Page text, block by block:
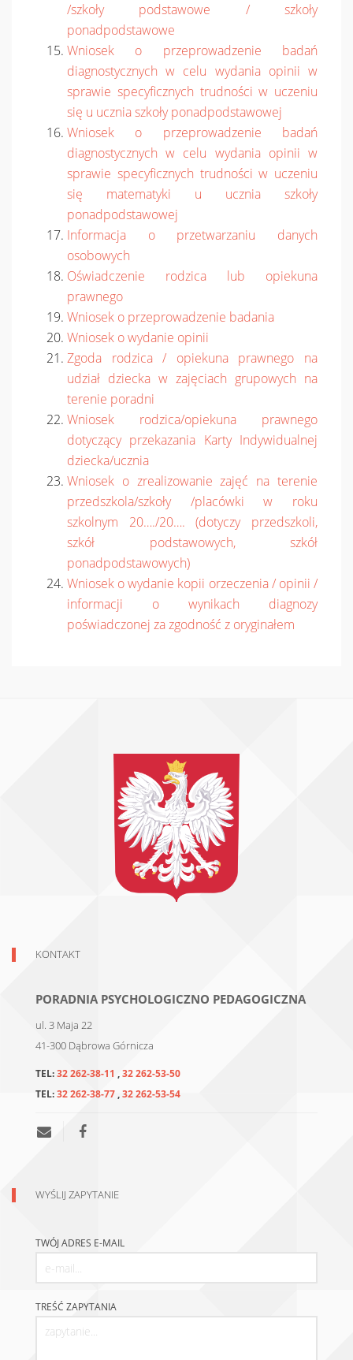
/szkoły podstawowe / szkoły
ponadpodstawowe
Wniosek o przeprowadzenie badań
diagnostycznych w celu wydania opinii w
sprawie specyficznych trudności w uczeniu
się u ucznia szkoły ponadpodstawowej
Wniosek o przeprowadzenie badań
diagnostycznych w celu wydania opinii w
sprawie specyficznych trudności w uczeniu
się matematyki u ucznia szkoły
ponadpodstawowej
Informacja o przetwarzaniu danych
osobowych
Oświadczenie rodzica lub opiekuna
prawnego
Wniosek o przeprowadzenie badania
Wniosek o wydanie opinii
Zgoda rodzica / opiekuna prawnego na
udział dziecka w zajęciach grupowych na
terenie poradni
Wniosek rodzica/opiekuna prawnego
dotyczący przekazania Karty Indywidualnej
dziecka/ucznia
Wniosek o zrealizowanie zajęć na terenie
przedszkola/szkoły /placówki w roku
szkolnym 20…./20…. (dotyczy przedszkoli,
szkół podstawowych, szkół
ponadpodstawowych)
Wniosek o wydanie kopii orzeczenia / opinii /
informacji o wynikach diagnozy
poświadczonej za zgodność z oryginałem
KONTAKT
PORADNIA PSYCHOLOGICZNO PEDAGOGICZNA
ul. 3 Maja 22
41-300 Dąbrowa Górnicza
TEL:32 262-38-11 ,32 262-53-50
TEL:32 262-38-77,32 262-53-54
WYŚLIJ ZAPYTANIE
TWÓJ ADRES E-MAIL
TREŚĆ ZAPYTANIA